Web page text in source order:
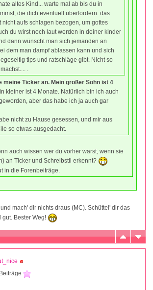
altes Kind... warte mal ab bis du in
die dich eventuell überfordern. das
nicht aufs schlagen bezogen, um gottes
du wirst noch laut werden in deiner kinder
dann wünscht man sich jemanden an
dem man dampf ablassen kann und sich
tips und ratschläge gibt. Nicht so
.
meine Ticker an. Mein großer Sohn ist 4
kleiner ist 4 Monate. Natürlich bin ich auch
aber das habe ich ja auch gar
nicht zu Hause gesessen, und mir aus
so etwas ausgedacht.
auch wissen wer du vorher warst, wenn sie
an Ticker und Schreibstil erkennt?
in die Forenbeiträge.
mach' dir nichts draus (MC). Schüttel' dir das
Bester Weg!